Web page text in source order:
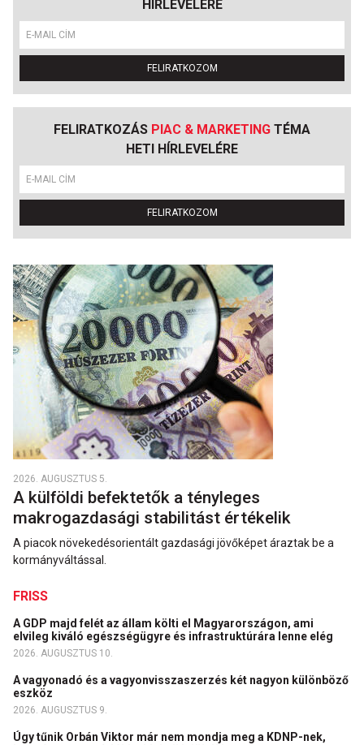
HÍRLEVELÉRE
FELIRATKOZOM
FELIRATKOZÁS PIAC & MARKETING TÉMA
HETI HÍRLEVELÉRE
FELIRATKOZOM
2026. AUGUSZTUS 5.
A külföldi befektetők a tényleges
makrogazdasági stabilitást értékelik
A piacok növekedésorientált gazdasági jövőképet áraztak be a
kormányváltással.
FRISS
A GDP majd felét az állam költi el Magyarországon, ami
elvileg kiváló egészségügyre és infrastruktúrára lenne elég
2026. AUGUSZTUS 10.
A vagyonadó és a vagyonvisszaszerzés két nagyon különböző
eszköz
2026. AUGUSZTUS 9.
Úgy tűnik Orbán Viktor már nem mondja meg a KDNP-nek,